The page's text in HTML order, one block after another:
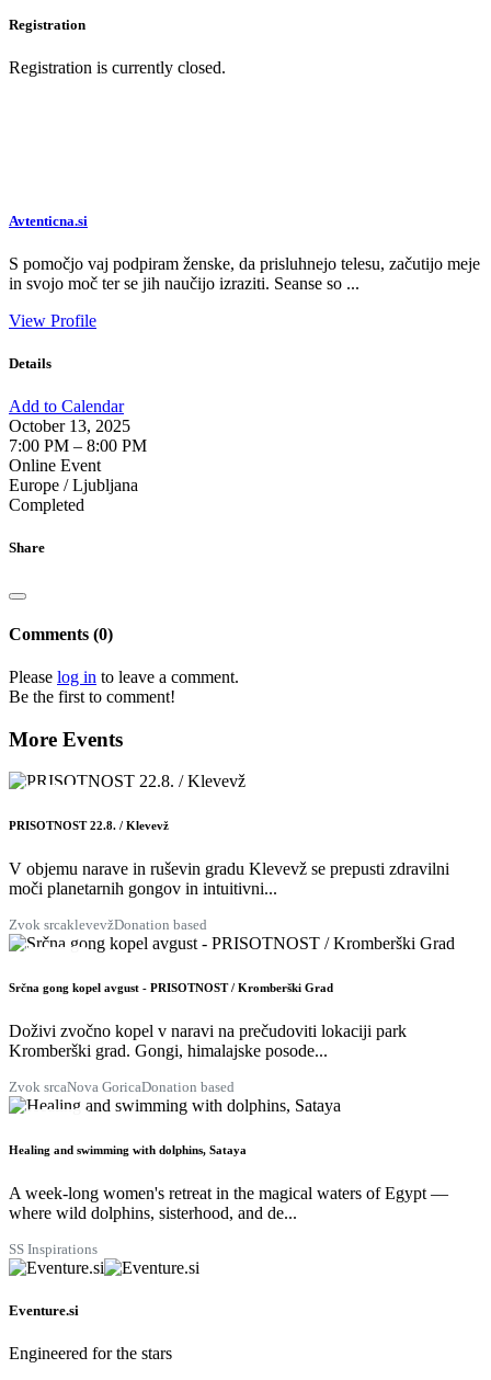
Registration
Registration is currently closed.
Avtenticna.si
S pomočjo vaj podpiram ženske, da prisluhnejo telesu, začutijo meje
in svojo moč ter se jih naučijo izraziti. Seanse so ...
View Profile
Details
Add to Calendar
October 13, 2025
7:00 PM – 8:00 PM
Online Event
Europe / Ljubljana
Completed
Share
Comments (0)
Please log in to leave a comment.
Be the first to comment!
More Events
AUG
PRISOTNOST 22.8. / Klevevž
V objemu narave in ruševin gradu Klevevž se prepusti zdravilni
moči planetarnih gongov in intuitivni...
Zvok srcaklevevžDonation based
Srčna gong kopel avgust - PRISOTNOST / Kromberški Grad
Doživi zvočno kopel v naravi na prečudoviti lokaciji park
Kromberški grad. Gongi, himalajske posode...
Zvok srcaNova GoricaDonation based
AUG
Healing and swimming with dolphins, Sataya
A week-long women's retreat in the magical waters of Egypt —
where wild dolphins, sisterhood, and de...
SS Inspirations
Eventure.si
Engineered for the stars